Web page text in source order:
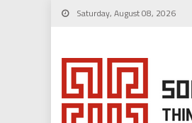
Skip
Saturday, August 08, 2026